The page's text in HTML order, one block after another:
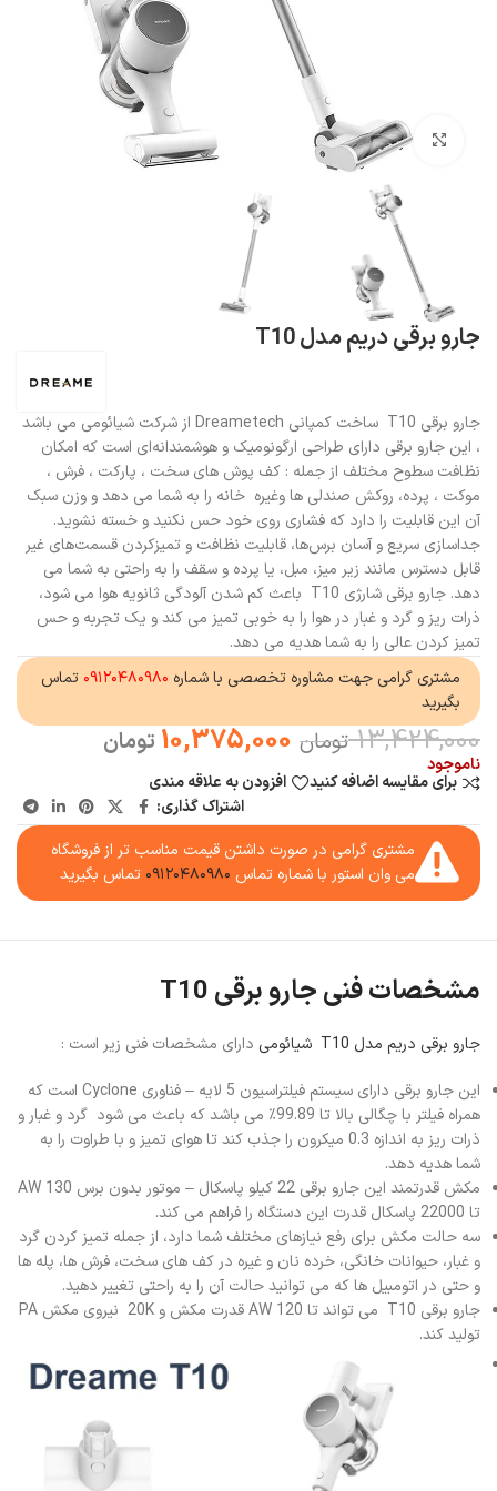
بزرگنمایی تصویر
جارو برقی دریم مدل T10
جارو برقی T10 ساخت کمپانی Dreametech از شرکت شیائومی می باشد
، این جارو برقی دارای طراحی ارگونومیک و هوشمندانه‌ای است که امکان
نظافت سطوح مختلف از جمله : کف پوش های سخت ، پارکت ، فرش ،
موکت ، پرده، روکش صندلی ها وغیره خانه را به شما می دهد و وزن سبک
آن این قابلیت را دارد که فشاری روی خود حس نکنید و خسته نشوید.
جداسازی سریع و آسان برس‌ها، قابلیت نظافت و تمیزکردن قسمت‌های غیر
قابل دسترس مانند زیر میز، مبل، یا پرده و سقف را به راحتی به شما می
دهد. جارو برقی شارژی T10 باعث کم شدن آلودگی ثانویه هوا می شود،
ذرات ریز و گرد و غبار در هوا را به خوبی تمیز می کند و یک تجربه و حس
تمیز کردن عالی را به شما هدیه می دهد.
مشتری گرامی جهت مشاوره تخصصی با شماره ۰۹۱۲۰۴۸۰۹۸۰ تماس
بگیرید
13,424,000 تومان 10,375,000 تومان
ناموجود
برای مقایسه اضافه کنید
افزودن به علاقه مندی
اشتراک گذاری:
مشتری گرامی در صورت داشتن قیمت مناسب تر از فروشگاه
می وان استور با شماره تماس ۰۹۱۲۰۴۸۰۹۸۰ تماس بگیرید
مشخصات فنی جارو برقی T10
جارو برقی دریم مدل T10 شیائومی
دارای مشخصات فنی زیر است :
این جارو برقی دارای سیستم فیلتراسیون 5 لایه – فناوری Cyclone است که
همراه فیلتر با چگالی بالا تا 99.89٪ می باشد که باعث می شود گرد و غبار و
ذرات ریز به اندازه 0.3 میکرون را جذب کند تا هوای تمیز و با طراوت را به
شما هدیه دهد.
مکش قدرتمند این جارو برقی 22 کیلو پاسکال – موتور بدون برس 130 AW
تا 22000 پاسکال قدرت این دستگاه را فراهم می کند.
سه حالت مکش برای رفع نیازهای مختلف شما دارد، از جمله تمیز کردن گرد
و غبار، حیوانات خانگی، خرده نان و غیره در کف های سخت، فرش ها، پله ها
و حتی در اتومبیل ها که می توانید حالت آن را به راحتی تغییر دهید.
جارو برقی T10 می تواند تا 120 AW قدرت مکش و 20K نیروی مکش PA
تولید کند.